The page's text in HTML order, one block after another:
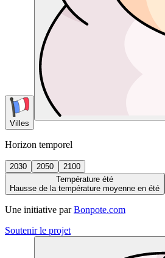
Villes
Horizon temporel
2030 2050
2100
Température été
Hausse de la température moyenne en été
Une initiative par Bonpote.com
Soutenir le projet